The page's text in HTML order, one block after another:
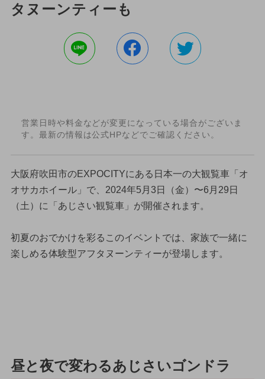
タヌーンティーも
営業日時や料金などが変更になっている場合がございま
す。最新の情報は公式HPなどでご確認ください。
大阪府吹田市のEXPOCITYにある日本一の大観覧車「オ
オサカホイール」で、2024年5月3日（金）〜6月29日
（土）に「あじさい観覧車」が開催されます。
初夏のおでかけを彩るこのイベントでは、家族で一緒に
楽しめる体験型アフタヌーンティーが登場します。
昼と夜で変わるあじさいゴンドラ